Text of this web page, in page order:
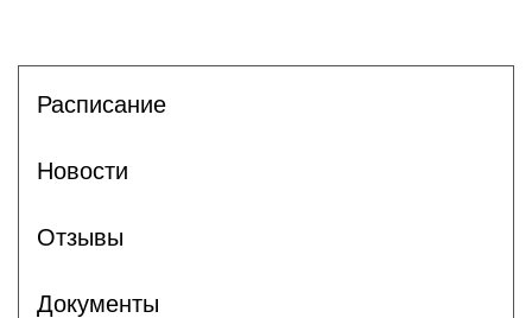
Расписание
Новости
Отзывы
Документы